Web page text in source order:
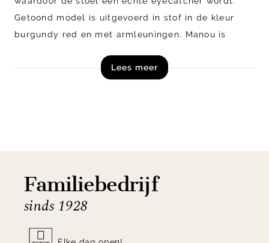
Getoond model is uitgevoerd in stof in de kleur
burgundy red en met armleuningen. Manou is
zonder armleuningen. Het onderstel bestaat uit
Lees meer
Familiebedrijf
sinds 1928